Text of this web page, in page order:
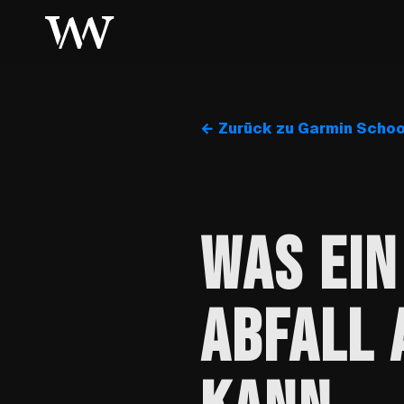
← Zurück zu Garmin
WAS
ABFALL